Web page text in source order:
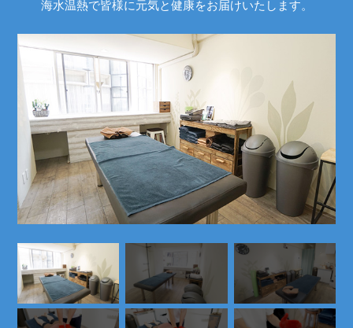
海水温熱で皆様に元気と健康をお届けいたします。